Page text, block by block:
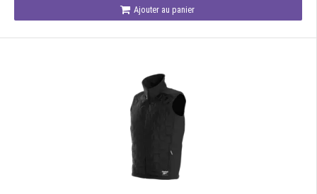
Ajouter au panier